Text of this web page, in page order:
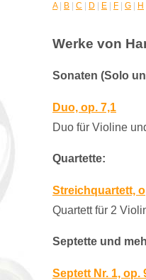
A| B C D E F G H
Werke von
Sonaten (Solo
Duo, op. 7,1
Duo für Violine
Quartette:
Streichquartett,
Quartett für 2
Septette und
Septett Nr. 1, op.